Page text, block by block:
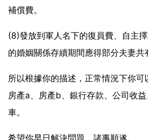
補償費。
(8)發放到軍人名下的復員費、自主
的婚姻關係存續期間應得部分夫妻共
所以根據你的描述，正常情況下你可
房產a、房產b、銀行存款、公司收
車。
希望你早日解決問題，諸事順遂。